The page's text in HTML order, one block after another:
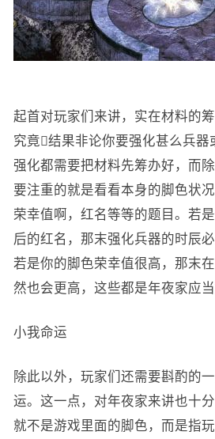
起首对玩家们来讲，实在材料的
究竟结果非论你要强化甚么兵器
强化都需要把材料先筹办好，而
要注重的就是看看本身的脚色状
荣幸值啊，红名等等的题目。若
后的红名，那末强化兵器的时辰
若是你的脚色荣幸值很高，那末
然也会更高，这些都是年夜家应当
小我命运
除此以外，玩家们还需要斟酌的
运。这一点，对年夜家来讲也十
就不是游戏里面的脚色，而是指